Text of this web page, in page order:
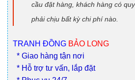
cầu đặt hàng, khách hàng có
phải chịu bất kỳ chi phí nào.
TRANH ĐỒNG BẢO LONG
* Giao hàng tận nơi
* Hỗ trợ tư vấn, lắp đặt